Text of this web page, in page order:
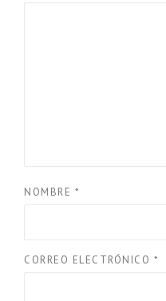
NOMBRE *
CORREO ELECTRÓNICO *